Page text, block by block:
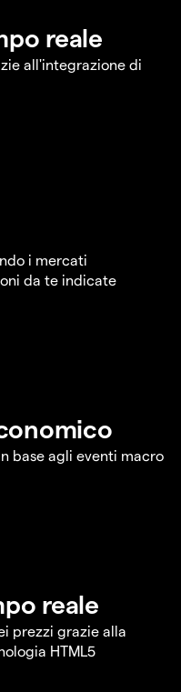
reale
all'integrazione di
i mercati
da te indicate
base agli eventi macro
reale
prezzi grazie alla
HTML5